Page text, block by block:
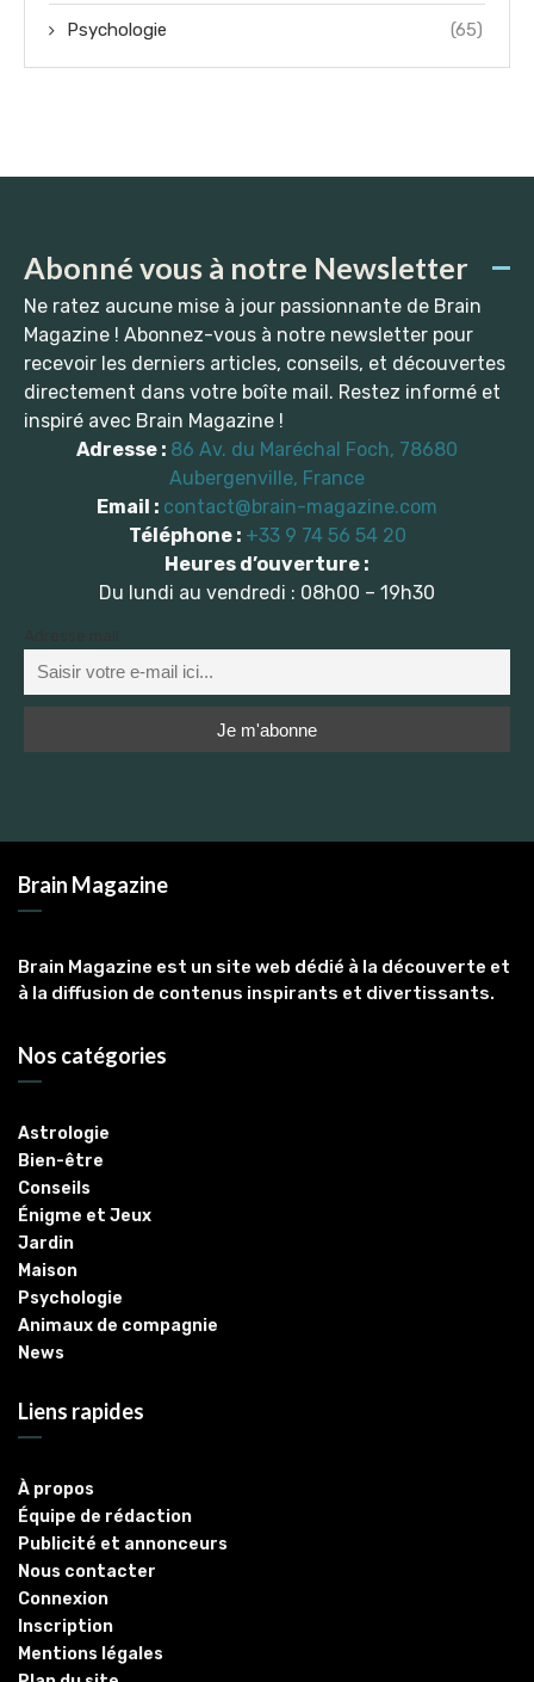
Psychologie (65)
Abonné vous à notre Newsletter
Ne ratez aucune mise à jour passionnante de Brain
Magazine ! Abonnez-vous à notre newsletter pour
recevoir les derniers articles, conseils, et découvertes
directement dans votre boîte mail. Restez informé et
inspiré avec Brain Magazine !
Adresse : 86 Av. du Maréchal Foch, 78680
Aubergenville, France
Email : contact@brain-magazine.com
Téléphone : +33 9 74 56 54 20
Heures d’ouverture :
Du lundi au vendredi : 08h00 – 19h30
Brain Magazine
Brain Magazine est un site web dédié à la découverte et
à la diffusion de contenus inspirants et divertissants.
Nos catégories
Astrologie
Bien-être
Conseils
Énigme et Jeux
Jardin
Maison
Psychologie
Animaux de compagnie
News
Liens rapides
À propos
Équipe de rédaction
Publicité et annonceurs
Nous contacter
Connexion
Inscription
Mentions légales